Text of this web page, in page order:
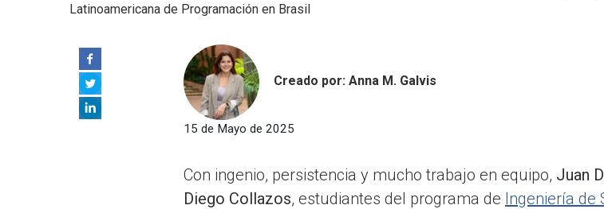
Latinoamericana de Programación en Brasil
Creado por: Anna M. Galvis
15 de Mayo de 2025
Con ingenio, persistencia y mucho trabajo en equipo, Juan
Diego Collazos, estudiantes del programa de Ingeniería de